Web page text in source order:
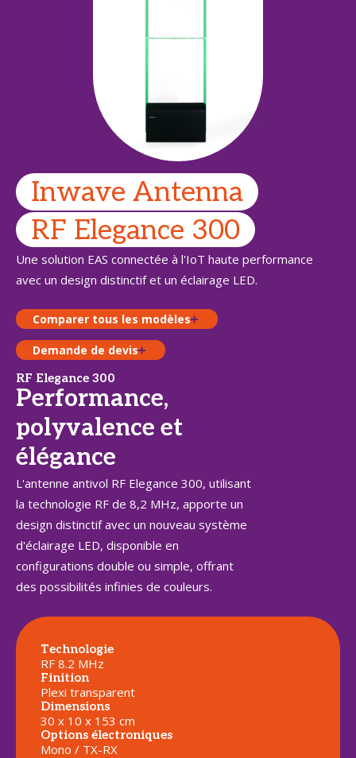
Inwave Antenna
RF Elegance 300
Une solution EAS connectée à l'IoT haute performance
avec un design distinctif et un éclairage LED.
Comparer tous les modèles
Demande de devis
RF Elegance 300
Performance,
polyvalence et
élégance
L'antenne antivol RF Elegance 300, utilisant
la technologie RF de 8,2 MHz, apporte un
design distinctif avec un nouveau système
d'éclairage LED, disponible en
configurations double ou simple, offrant
des possibilités infinies de couleurs.
Technologie
RF 8.2 MHz
Finition
Plexi transparent
Dimensions
30 x 10 x 153 cm
Options électroniques
Mono / TX-RX